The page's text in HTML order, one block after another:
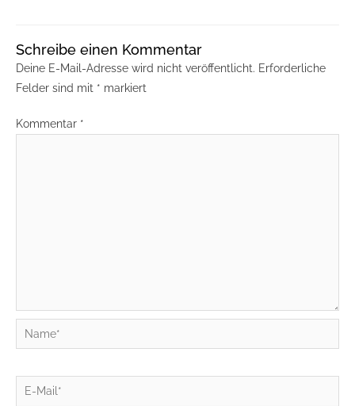
Schreibe einen Kommentar
Deine E-Mail-Adresse wird nicht veröffentlicht. Erforderliche
Felder sind mit * markiert
Kommentar *
Name*
E-